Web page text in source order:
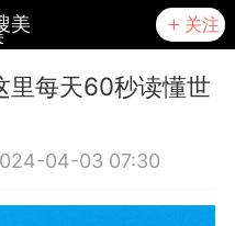
美 关注
里每天60秒读懂世
04-03 07:30